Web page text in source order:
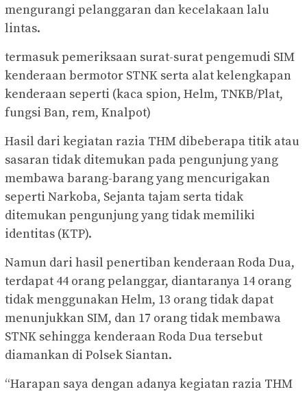
mengurangi pelanggaran dan kecelakaan lalu
lintas.
termasuk pemeriksaan surat-surat pengemudi SIM
kenderaan bermotor STNK serta alat kelengkapan
kenderaan seperti (kaca spion, Helm, TNKB/Plat,
fungsi Ban, rem, Knalpot)
Hasil dari kegiatan razia THM dibeberapa titik atau
sasaran tidak ditemukan pada pengunjung yang
membawa barang-barang yang mencurigakan
seperti Narkoba, Sejanta tajam serta tidak
ditemukan pengunjung yang tidak memiliki
identitas (KTP).
Namun dari hasil penertiban kenderaan Roda Dua,
terdapat 44 orang pelanggar, diantaranya 14 orang
tidak menggunakan Helm, 13 orang tidak dapat
menunjukkan SIM, dan 17 orang tidak membawa
STNK sehingga kenderaan Roda Dua tersebut
diamankan di Polsek Siantan.
“Harapan saya dengan adanya kegiatan razia THM